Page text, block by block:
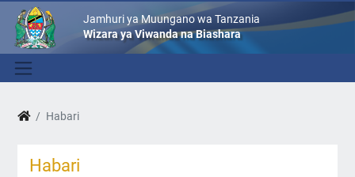
Jamhuri ya Muungano wa Tanzania
Wizara ya Viwanda na Biashara
Habari
Habari